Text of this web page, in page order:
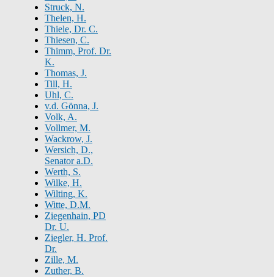
Struck, N.
Thelen, H.
Thiele, Dr. C.
Thiesen, C.
Thimm, Prof. Dr.
K.
Thomas, J.
Till, H.
Uhl, C.
v.d. Gönna, J.
Volk, A.
Vollmer, M.
Wackrow, J.
Wersich, D.,
Senator a.D.
Werth, S.
Wilke, H.
Wilting, K.
Witte, D.M.
Ziegenhain, PD
Dr. U.
Ziegler, H. Prof.
Dr.
Zille, M.
Zuther, B.